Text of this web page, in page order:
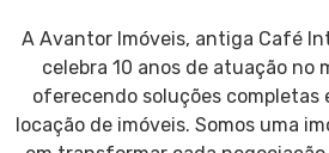
A Avantor Imóveis, antiga Café
celebra 10 anos de atuação no
oferecendo soluções completas
locação de imóveis. Somos uma